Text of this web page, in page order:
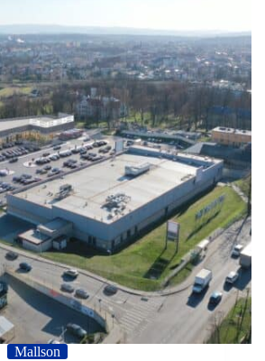
Mallson